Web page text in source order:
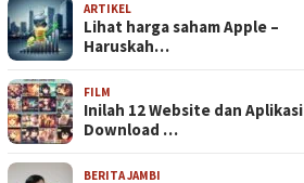
ARTIKEL
Lihat harga saham Apple –
Haruskah…
FILM
Inilah 12 Website dan Aplikasi
Download …
BERITA JAMBI